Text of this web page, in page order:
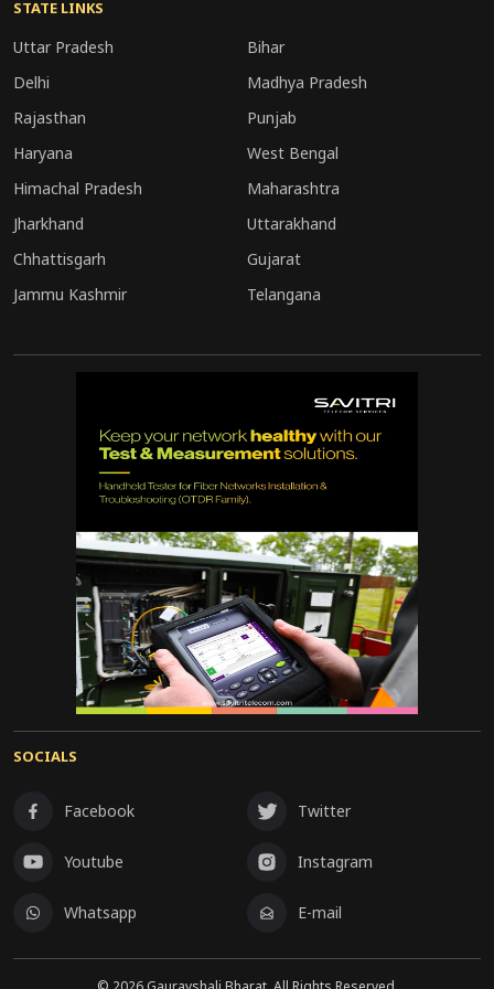
है, तो आने वाले महीनों में प्याज की आपूर्ति संतुलित बनी
रहने की संभावना है।
STATE LINKS
Uttar Pradesh
Bihar
Delhi
Madhya Pradesh
Rajasthan
Punjab
Haryana
West Bengal
Himachal Pradesh
Maharashtra
Jharkhand
Uttarakhand
Chhattisgarh
Gujarat
Jammu Kashmir
Telangana
SOCIALS
Facebook Twitter
Youtube Instagram
Whatsapp E-mail